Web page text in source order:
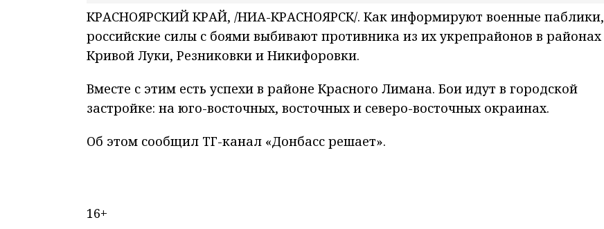
КРАСНОЯРСКИЙ КРАЙ, /НИА-КРАСНОЯРСК/. Как информируют военные паблики,
российские силы с боями выбивают противника из их укрепрайонов в районах
Кривой Луки, Резниковки и Никифоровки.
Вместе с этим есть успехи в районе Красного Лимана. Бои идут в городской
застройке: на юго-восточных, восточных и северо-восточных окраинах.
Об этом сообщил ТГ-канал «Донбасс решает».
16+